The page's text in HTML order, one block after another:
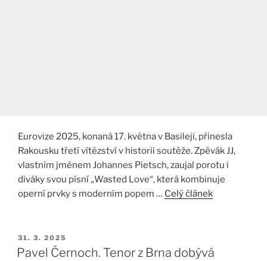
Eurovize 2025, konaná 17. května v Basileji, přinesla
Rakousku třetí vítězství v historii soutěže. Zpěvák JJ,
vlastním jménem Johannes Pietsch, zaujal porotu i
diváky svou písní „Wasted Love“, která kombinuje
operní prvky s moderním popem … Celý článek
PUBLIKOVÁNO
31. 3. 2025
Pavel Černoch. Tenor z Brna dobývá